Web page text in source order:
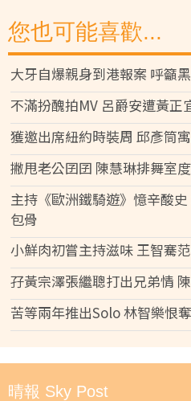
您也可能喜歡...
大牙自爆親身到港報案 呼籲
不滿扮醜拍MV 呂爵安遭黃正
獲邀出席紐約時裝周 邱彥筒
撇甩老公囝囝 陳慧琳排舞室
主持《歐洲鐵騎遊》憶辛酸
包骨
小鮮肉初嘗主持滋味 王智騫
孖黃宗澤張繼聰打出兄弟情
苦等兩年推出Solo 林智樂恨
晴報 Sky Post